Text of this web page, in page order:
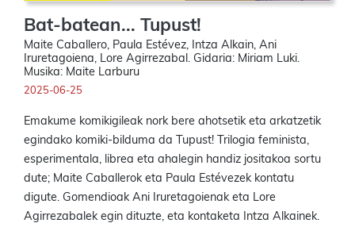
Bat-batean... Tupust!
Maite Caballero, Paula Estévez, Intza Alkain, Ani
Iruretagoiena, Lore Agirrezabal. Gidaria: Miriam Luki.
Musika: Maite Larburu
2025-06-25
Emakume komikigileak nork bere ahotsetik eta arkatzetik
egindako komiki-bilduma da Tupust! Trilogia feminista,
esperimentala, librea eta ahalegin handiz jositakoa sortu
dute; Maite Caballerok eta Paula Estévezek kontatu
digute. Gomendioak Ani Iruretagoienak eta Lore
Agirrezabalek egin dituzte, eta kontaketa Intza Alkainek.